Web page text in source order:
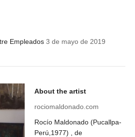
Empleados 3 de mayo de 2019
About the artist
rociomaldonado.com
Rocío Maldonado (Pucallpa-
Perú,1977) , de